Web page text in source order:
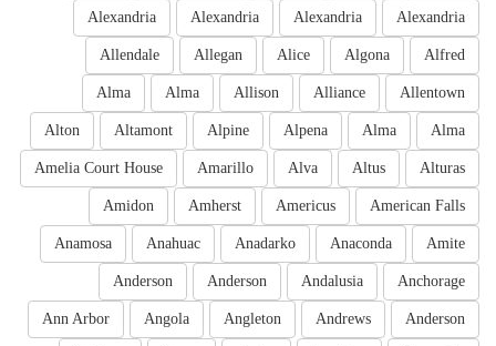
Alexandria
Alexandria
Alexandria
Alexandria
Alfred
Algona
Alice
Allegan
Allendale
Allentown
Alliance
Allison
Alma
Alma
Alma
Alma
Alpena
Alpine
Altamont
Alton
Alturas
Altus
Alva
Amarillo
Amelia Court House
American Falls
Americus
Amherst
Amidon
Amite
Anaconda
Anadarko
Anahuac
Anamosa
Anchorage
Andalusia
Anderson
Anderson
Anderson
Andrews
Angleton
Angola
Ann Arbor